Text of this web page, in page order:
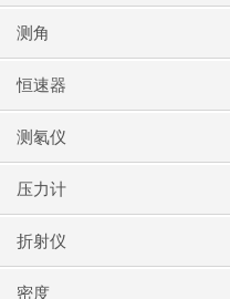
测角
恒速器
测氡仪
压力计
折射仪
密度